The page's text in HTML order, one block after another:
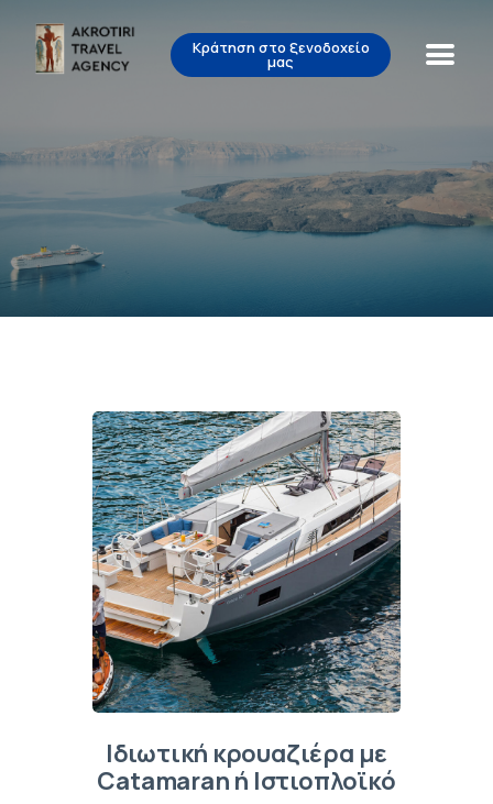
Κράτηση στο ξενοδοχείο
μας
Akrotiri Travel Agency
Αρχική
Δραστηριότητες
Σχετικά με εμάς
Επικοινωνία
Ιδιωτική κρουαζιέρα με
Catamaran ή Ιστιοπλοϊκό